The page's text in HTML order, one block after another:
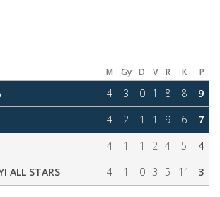
M Gy D V R K P
4 3 0 1 8 8
9
4 2 1 1 9 6
7
4 1 1 2 4 5
4
ALL STARS 4 1 0 3 5 11 3